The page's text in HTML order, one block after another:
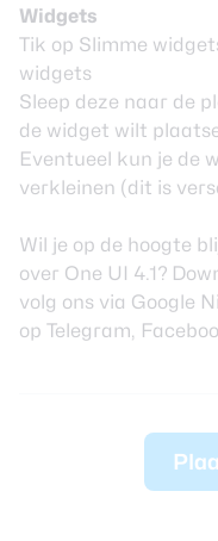
Widgets
Tik op Slimme
widgets
Sleep deze naar de
de widget wilt
Eventueel kun je de
verkleinen (dit is
Wil je op de hoogte
over One UI 4.1?
volg ons via Google
op Telegram,